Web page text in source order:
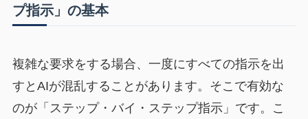
プ指示」の基本
複雑な要求をする場合、一度にすべての指示を出
すとAIが混乱することがあります。そこで有効な
のが「ステップ・バイ・ステップ指示」です。こ